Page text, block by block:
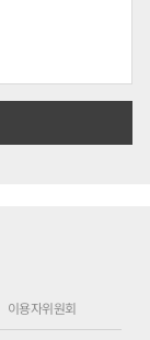
이용자위원회